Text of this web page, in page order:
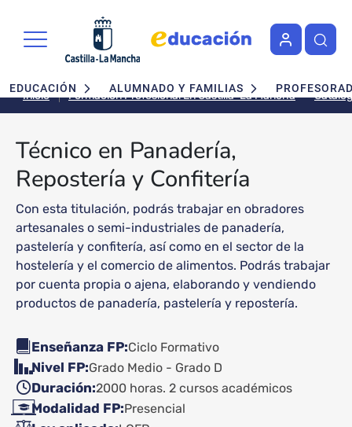
Navegación principal
EDUCACIÓN ALUMNADO Y FAMILIAS
Inicio Formación Profesional En Castilla-La Mancha
Técnico en Panadería,
Repostería y Confitería
Con esta titulación, podrás trabajar en obradores
artesanales o semi-industriales de panadería,
pastelería y confitería, así como en el sector de la
hostelería y el comercio de alimentos. Podrás trabajar
por cuenta propia o ajena, elaborando y vendiendo
productos de panadería, pastelería y repostería.
Enseñanza FP Ciclo Formativo
Nivel FP Grado Medio - Grado D
Duración 2000 horas. 2 cursos académicos
Modalidad FP Presencial